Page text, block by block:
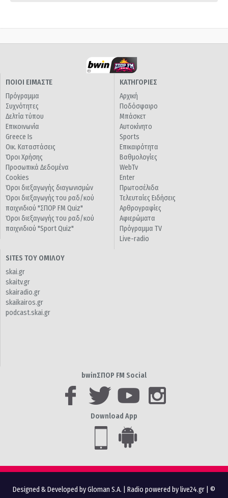
ΠΟΙΟΙ ΕΙΜΑΣΤΕ
Πρόγραμμα
Συχνότητες
Δελτία τύπου
Επικοινωνία
Greece Is
Οικ. Καταστάσεις
Όροι Χρήσης
Προσωπικά Δεδομένα
Cookies
Όροι διεξαγωγής διαγωνισμών
Όροι διεξαγωγής του ραδ/κού
παιχνιδιού "ΣΠΟΡ FM Quiz"
Όροι διεξαγωγής του ραδ/κού
παιχνιδιού "Sport Quiz"
ΚΑΤΗΓΟΡΙΕΣ
Αρχική
Ποδόσφαιρο
Μπάσκετ
Αυτοκίνητο
Sports
Επικαιρότητα
Βαθμολογίες
WebTv
Enter
Πρωτοσέλιδα
Τελευταίες Ειδήσεις
Αρθρογραφίες
Αφιερώματα
Πρόγραμμα TV
Live-radio
SITES ΤΟΥ ΟΜΙΛΟΥ
skai.gr
skaitv.gr
skairadio.gr
skaikairos.gr
podcast.skai.gr
bwinΣΠΟΡ FM Social
Download App
Designed & Developed by Gloman S.A. Radio powered by live24.gr | ©